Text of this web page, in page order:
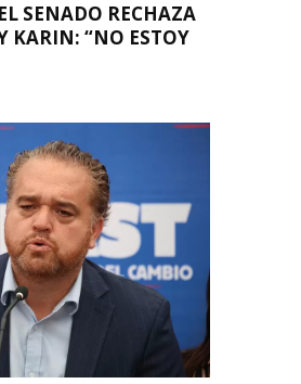
SENADO RECHAZA
KARIN: “NO ESTOY